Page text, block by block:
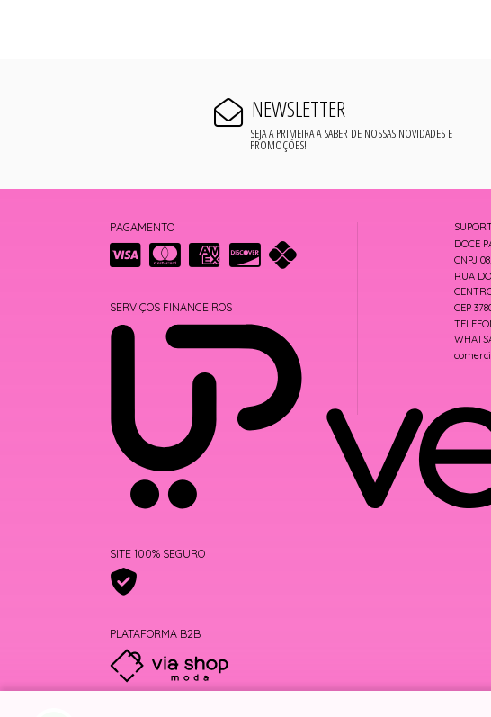
NEWSLETTER
SEJA A PRIMEIRA A SABER DE NOSSAS NOVIDADES E
PROMOÇÕES!
PAGAMENTO
SERVIÇOS FINANCEIROS
SITE 100% SEGURO
PLATAFORMA B2B
DOCE
CNPJ
RUA
CEP